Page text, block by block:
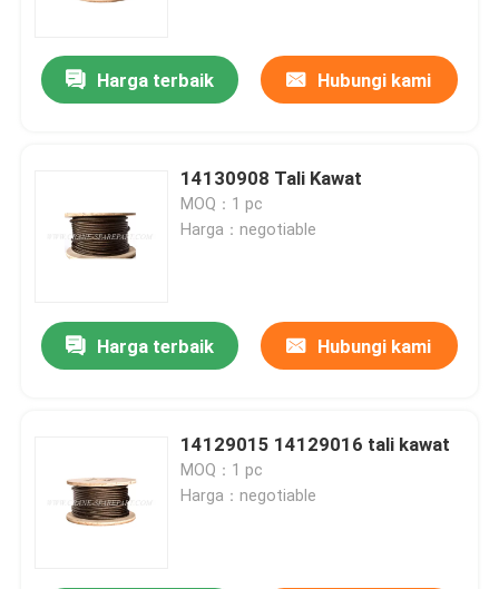
Harga terbaik Hubungi kami
14130908 Tali Kawat
MOQ：1 pc
Harga：negotiable
Harga terbaik Hubungi kami
14129015 14129016 tali kawat
MOQ：1 pc
Harga：negotiable